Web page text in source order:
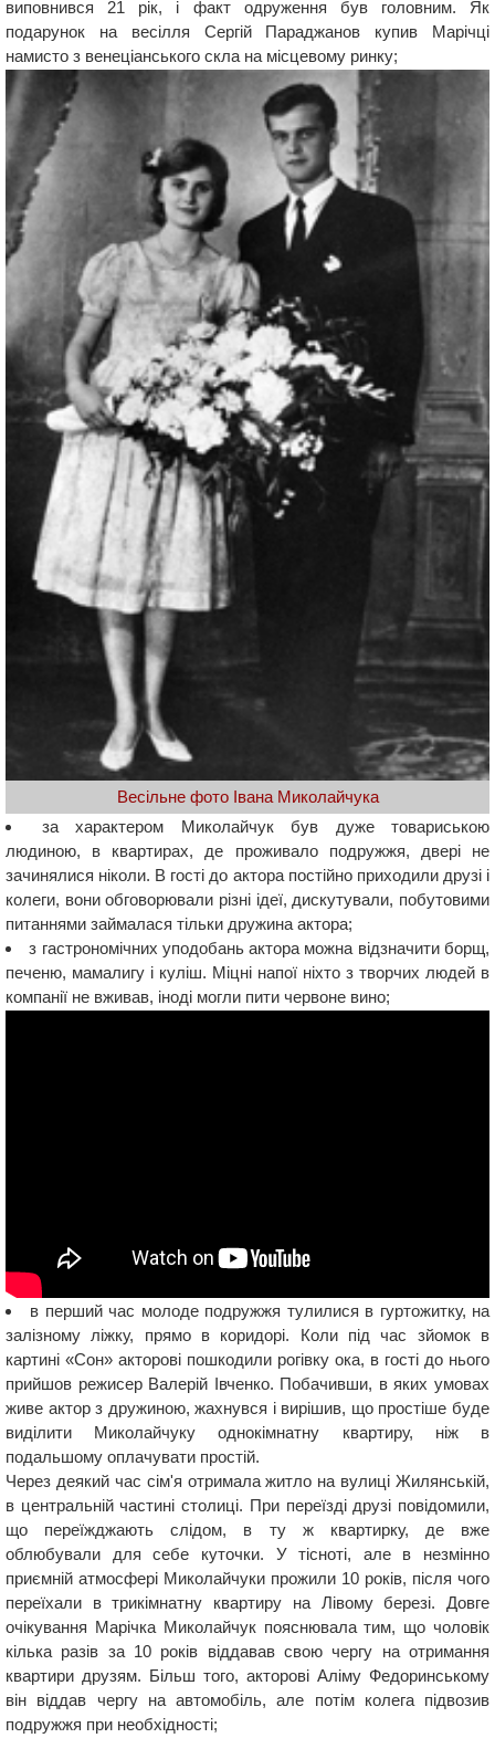
виповнився 21 рік, і факт одруження був головним. Як
подарунок на весілля Сергій Параджанов купив Марічці
намисто з венеціанського скла на місцевому ринку;
Весільне фото Івана Миколайчука
за характером Миколайчук був дуже товариською
людиною, в квартирах, де проживало подружжя, двері не
зачинялися ніколи. В гості до актора постійно приходили друзі і
колеги, вони обговорювали різні ідеї, дискутували, побутовими
питаннями займалася тільки дружина актора;
з гастрономічних уподобань актора можна відзначити борщ,
печеню, мамалигу і куліш. Міцні напої ніхто з творчих людей в
компанії не вживав, іноді могли пити червоне вино;
в перший час молоде подружжя тулилися в гуртожитку, на
залізному ліжку, прямо в коридорі. Коли під час зйомок в
картині «Сон» акторові пошкодили рогівку ока, в гості до нього
прийшов режисер Валерій Івченко. Побачивши, в яких умовах
живе актор з дружиною, жахнувся і вирішив, що простіше буде
виділити Миколайчуку однокімнатну квартиру, ніж в
подальшому оплачувати простій.
Через деякий час сім'я отримала житло на вулиці Жилянській,
в центральній частині столиці. При переїзді друзі повідомили,
що переїжджають слідом, в ту ж квартирку, де вже
облюбували для себе куточки. У тісноті, але в незмінно
приємній атмосфері Миколайчуки прожили 10 років, після чого
переїхали в трикімнатну квартиру на Лівому березі. Довге
очікування Марічка Миколайчук пояснювала тим, що чоловік
кілька разів за 10 років віддавав свою чергу на отримання
квартири друзям. Більш того, акторові Аліму Федоринському
він віддав чергу на автомобіль, але потім колега підвозив
подружжя при необхідності;